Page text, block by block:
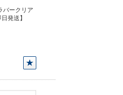
バークリア
発送】